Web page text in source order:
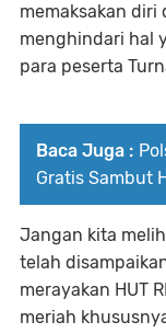
memaksakan
menghindari hal
para peserta
Baca Juga :
Gratis Sambut
Jangan kita
telah
merayakan HUT
meriah